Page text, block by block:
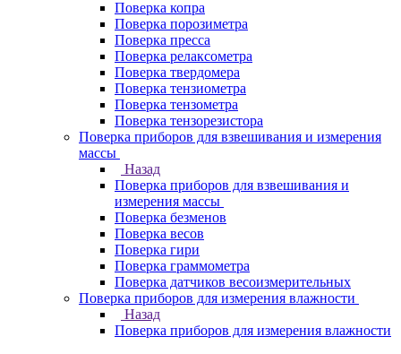
Поверка копра
Поверка порозиметра
Поверка пресса
Поверка релаксометра
Поверка твердомера
Поверка тензиометра
Поверка тензометра
Поверка тензорезистора
Поверка приборов для взвешивания и измерения
массы
Назад
Поверка приборов для взвешивания и
измерения массы
Поверка безменов
Поверка весов
Поверка гири
Поверка граммометра
Поверка датчиков весоизмерительных
Поверка приборов для измерения влажности
Назад
Поверка приборов для измерения влажности